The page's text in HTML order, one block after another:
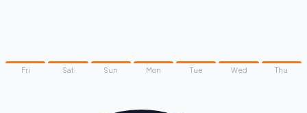
Fri Sat Sun Mon Tue Wed Thu